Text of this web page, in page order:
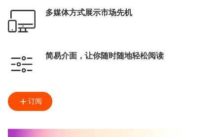
多媒体方式展示市场先机
简易介面，让你随时随地轻松阅读
订阅